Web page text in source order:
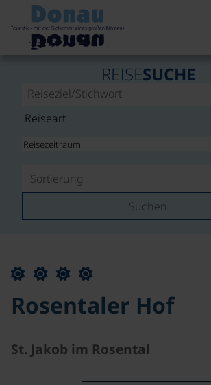
REISESUCHE
Suchen
Rosentaler Hof
St. Jakob im Rosental